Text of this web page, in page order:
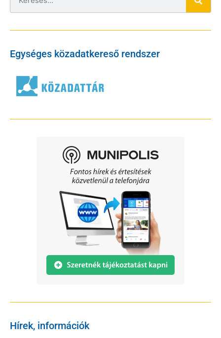
Egységes közadatkereső rendszer
Hírek, információk